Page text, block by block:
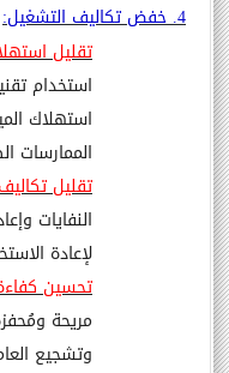
4. خفض تكاليف التشغيل:
تقليل
استخدام
استهلاك
الممارسات
تقليل
النفايات
لإعادة
تحسين
مريحة
وتشجيع